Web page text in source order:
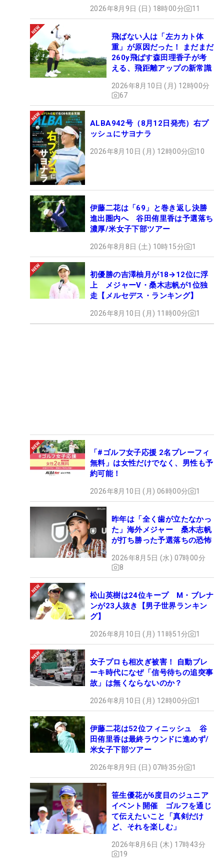
2026年8月9日 (日) 18時00分 11
飛ばない人は「左カカト体
重」が原因だった！ まだまだ
260y飛ばす森田理香子が考
える、飛距離アップの新常識
2026年8月10日 (月) 12時00分
67
ALBA942号（8月12日発売）右プ
ッシュにサヨナラ
2026年8月10日 (月) 12時00分 10
伊藤二花は「69」と巻き返し決勝
進出圏内へ 谷田侑里香は予選落ち
濃厚/米女子下部ツアー
2026年8月8日 (土) 10時15分 1
初優勝の吉澤柚月が18→12位に浮
上 メジャーV・桑木志帆が1位独
走【メルセデス・ランキング】
2026年8月10日 (月) 11時00分 1
「#ゴルフ女子応援 2名プレーフィ
無料」は女性だけでなく、男性も予
約可能！
2026年8月10日 (月) 06時00分 1
昨年は「全く歯が立たなかっ
た」海外メジャー 桑木志帆
が打ち勝った予選落ちの恐怖
2026年8月5日 (水) 07時00分
8
松山英樹は24位キープ M・ブレナ
ンが23人抜き【男子世界ランキン
グ】
2026年8月10日 (月) 11時51分 1
女子プロも相次ぎ被害！ 自動ブレ
ーキ時代になぜ「信号待ちの追突事
故」は無くならないのか？
2026年8月10日 (月) 12時00分 1
伊藤二花は52位フィニッシュ 谷
田侑里香は最終ラウンドに進めず/
米女子下部ツアー
2026年8月9日 (日) 07時35分 1
笹生優花が6度目のジュニア
イベント開催 ゴルフを通じ
て伝えたいこと「真剣だけ
ど、それを楽しむ」
2026年8月6日 (木) 17時43分
19